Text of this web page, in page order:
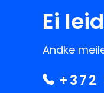
Ei
Andke
+372